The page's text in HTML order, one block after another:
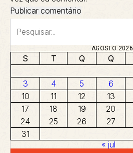
AGOSTO 2026
S T Q Q
3
4 5 6
10
11 12 13
17
18 19 20
24
25 26 27
31
« jul